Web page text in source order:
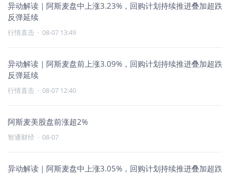
异动解读｜阿斯麦盘中上涨3.23%，回购计划持续推进叠加超跌
反弹延续
行情直击 · 08-07 13:49
异动解读｜阿斯麦盘前上涨3.09%，回购计划持续推进叠加超跌
反弹延续
行情直击 · 08-07 12:40
阿斯麦美股盘前涨超2%
智通财经 · 08-07
异动解读｜阿斯麦盘中上涨3.05%，回购计划持续推进叠加超跌